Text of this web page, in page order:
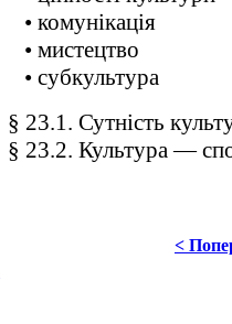
• комунікація
• мистецтво
• субкультура
§ 23.1. Сутність
§ 23.2. Культура —
<